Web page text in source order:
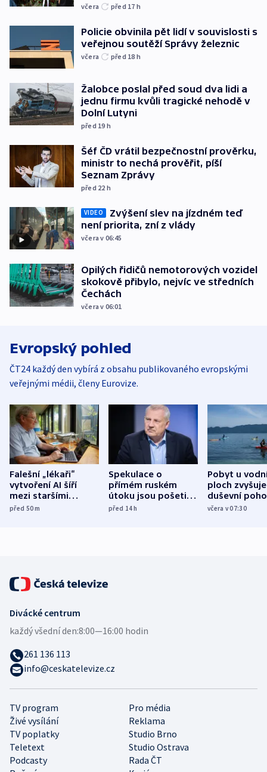
včera před 17 h
Policie obvinila pět lidí v souvislosti s
veřejnou soutěží Správy železnic
včera před 18 h
Žalobce poslal před soud dva lidi a
jednu firmu kvůli tragické nehodě v
Dolní Lutyni
před 19 h
Šéf ČD vrátil bezpečnostní prověrku,
ministr to nechá prověřit, píší
Seznam Zprávy
před 22 h
VIDEO
Zvýšení slev na jízdném teď
není priorita, zní z vlády
včera v 06:45
Opilých řidičů nemotorových vozidel
skokově přibylo, nejvíc ve středních
Čechách
včera v 06:01
Evropský pohled
ČT24 každý den vybírá z obsahu publikovaného evropskými
veřejnými médii, členy Eurovize.
Falešní „lékaři“
vytvoření AI šíří
mezi staršími
Poláky nebezpečné
před 50m
Spekulace o
přímém ruském
útoku jsou pošetilé,
míní estonský
před 14h
Pobyt u
ploch zvyšuje
duševní
ukázala
včera v 07:30
TV program
Pro média
Živé vysílání
Reklama
TV poplatky
Studio Brno
Teletext
Studio Ostrava
Podcasty
Rada ČT
Divácké centrum
každý všední den:8:00—16:00 hodin
261 136 113
info@ceskatelevize.cz